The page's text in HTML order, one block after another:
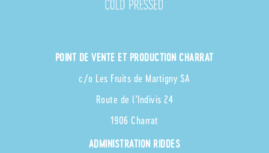
POINT DE VENTE ET PRODUCTION CHARRAT
c/o Les Fruits de Martigny SA
Route de l’Indivis 24
1906 Charrat
ADMINISTRATION RIDDES